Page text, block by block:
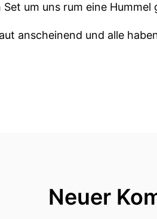
um uns rum eine Hummel
anscheinend und alle
Neuer